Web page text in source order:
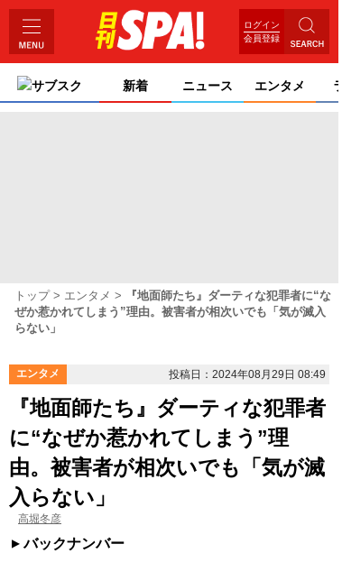
ログイン
会員登録
サブスク 新着 ニュース エンタメ
トップ エンタメ
『地面師たち』ダーティな犯罪者に“な
ぜか惹かれてしまう”理由。被害者が相次いでも「気が滅入
らない」
エンタメ 投稿日：2024年08月29日 08:49
『地面師たち』ダーティな犯罪者
に“なぜか惹かれてしまう”理
由。被害者が相次いでも「気が滅
入らない」
高堀冬彦
バックナンバー